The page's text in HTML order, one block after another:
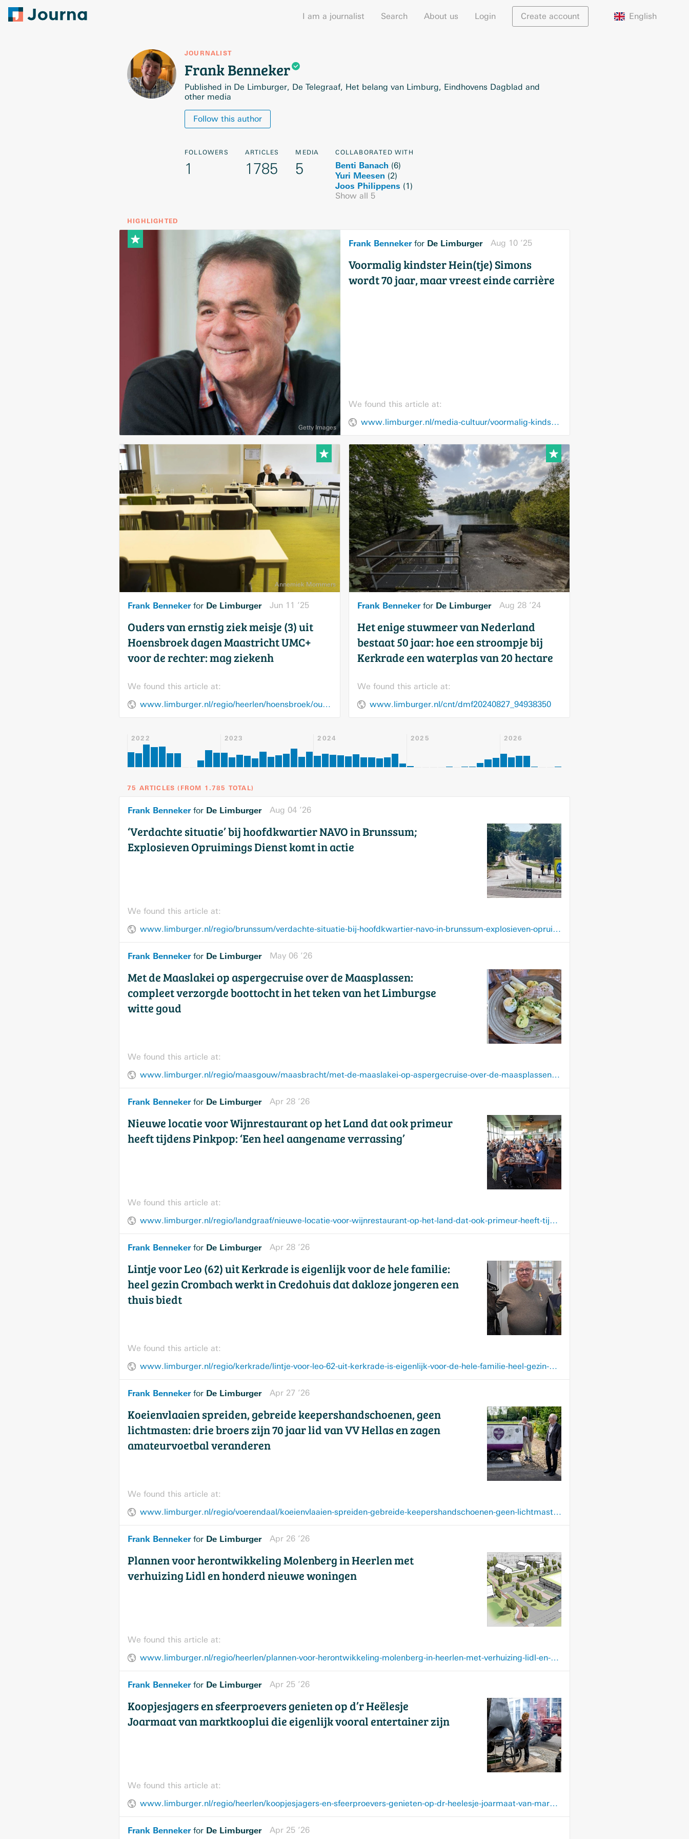
I am a journalist Search About us Login Create account English
JOURNALIST
FrankBenneker
Published in De Limburger, De Telegraaf, Het belang van Limburg, Eindhovens Dagblad and
other media
Follow this author
FOLLOWERS
1
ARTICLES
1785
MEDIA
5
COLLABORATED WITH
Benti Banach (6)
Yuri Meesen (2)
Joos Philippens (1 )
Show all 5
HIGHLIGHTED
Frank Bennekerfor De Limburger Aug 10 ’25
Voormalig kindster Hein(tje) Simons
wordt 70 jaar, maar vreest einde carrière
We found this article at:
www.limburger.nl/media-cultuur/voormalig-kindster-heintje-simons-wordt-70-jaar-maar-vreest-einde-carriere-ik-hoop-op-betere-gehoorapparaten-misschien-met-ai/81783474.html
Frank Bennekerfor De Limburger Jun 11 ’25
Ouders van ernstig ziek meisje (3) uit
Hoensbroek dagen Maastricht UMC+
voor de rechter: mag ziekenh
We found this article at:
www.limburger.nl/regio/heerlen/hoensbroek/ouders-van-ernstig-ziek-meisje-3-uit-hoensbroek-dagen-maastricht-umc-voor-de-rechter-mag-ziekenhuis-de-behandeling-stoppen/71366771.html
Frank Bennekerfor De Limburger Aug 28 ’24
Het enige stuwmeer van Nederland
bestaat 50 jaar: hoe een stroompje bij
Kerkrade een waterplas van 20 hectare
We found this article at:
www.limburger.nl/cnt/dmf20240827_94938350
2022 2023 2024 2025 2026
75 ARTICLES ( FROM 1.785 TOTAL)
Frank Bennekerfor De Limburger Aug 04 ’26
‘Verdachte situatie’ bij hoofdkwartier NAVO in Brunssum;
Explosieven Opruimings Dienst komt in actie
We found this article at:
www.limburger.nl/regio/brunssum/verdachte-situatie-bij-hoofdkwartier-navo-in-brunssum-explosieven-opruimings-dienst-komt-in-actie/159575023.html
Frank Bennekerfor De Limburger May 06 ’26
Met de Maaslakei op aspergecruise over de Maasplassen:
compleet verzorgde boottocht in het teken van het Limburgse
witte goud
We found this article at:
www.limburger.nl/regio/maasgouw/maasbracht/met-de-maaslakei-op-aspergecruise-over-de-maasplassen-compleet-verzorgde-boottocht-in-het-teken-van-het-limburgse-witte-goud/151048823.html
Frank Bennekerfor De Limburger Apr 28 ’26
Nieuwe locatie voor Wijnrestaurant op het Land dat ook primeur
heeft tijdens Pinkpop: ‘Een heel aangename verrassing’
We found this article at:
www.limburger.nl/regio/landgraaf/nieuwe-locatie-voor-wijnrestaurant-op-het-land-dat-ook-primeur-heeft-tijdens-pinkpop-een-heel-aangename-verrassing/150052115.html
Frank Bennekerfor De Limburger Apr 28 ’26
Lintje voor Leo (62) uit Kerkrade is eigenlijk voor de hele familie:
heel gezin Crombach werkt in Credohuis dat dakloze jongeren een
thuis biedt
We found this article at:
www.limburger.nl/regio/kerkrade/lintje-voor-leo-62-uit-kerkrade-is-eigenlijk-voor-de-hele-familie-heel-gezin-crombach-werkt-in-credohuis-dat-dakloze-jongeren-een-thuis-biedt/149776471.html
Frank Bennekerfor De Limburger Apr 27 ’26
Koeienvlaaien spreiden, gebreide keepershandschoenen, geen
lichtmasten: drie broers zijn 70 jaar lid van VV Hellas en zagen
amateurvoetbal veranderen
We found this article at:
www.limburger.nl/regio/voerendaal/koeienvlaaien-spreiden-gebreide-keepershandschoenen-geen-lichtmasten-drie-broers-zijn-70-jaar-lid-van-vv-hellas-en-zagen-amateurvoetbal-veranderen/149725118.html
Frank Bennekerfor De Limburger Apr 26 ’26
Plannen voor herontwikkeling Molenberg in Heerlen met
verhuizing Lidl en honderd nieuwe woningen
We found this article at:
www.limburger.nl/regio/heerlen/plannen-voor-herontwikkeling-molenberg-in-heerlen-met-verhuizing-lidl-en-honderd-nieuwe-woningen/149160814.html
Frank Bennekerfor De Limburger Apr 25 ’26
Koopjesjagers en sfeerproevers genieten op d’r Heëlesje
Joarmaat van marktkooplui die eigenlijk vooral entertainer zijn
We found this article at:
www.limburger.nl/regio/heerlen/koopjesjagers-en-sfeerproevers-genieten-op-dr-heelesje-joarmaat-van-marktkooplui-die-eigenlijk-vooral-entertainer-zijn/148621370.html
Frank Bennekerfor De Limburger Apr 25 ’26